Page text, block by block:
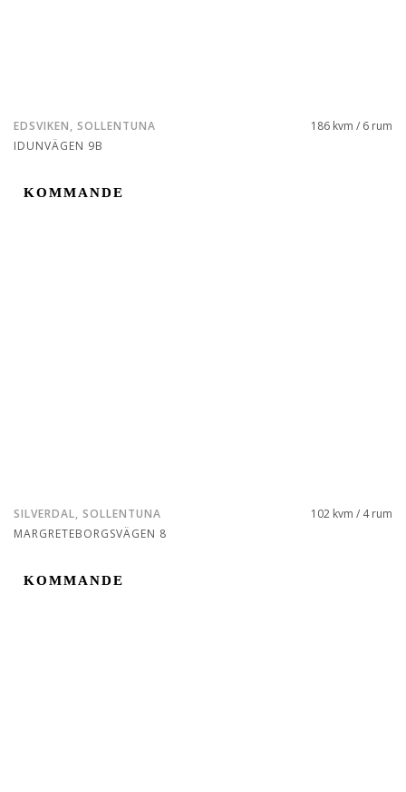
EDSVIKEN, SOLLENTUNA
IDUNVÄGEN 9B
186 kvm / 6 rum
KOMMANDE
KOMMANDE
SILVERDAL, SOLLENTUNA
MARGRETEBORGSVÄGEN 8
102 kvm / 4 rum
KOMMANDE
KOMMANDE